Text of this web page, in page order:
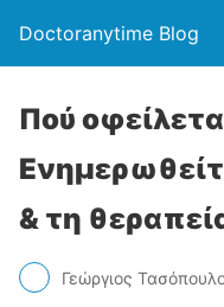
Doctoranytime Blog
Πού
& τη
Γεώργιος